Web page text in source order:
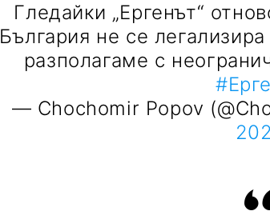
Гледайки „Ергенът“
България не се
разполагаме с
— Chochomir Popov